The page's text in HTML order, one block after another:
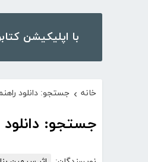
با اپلیکیشن کتابراه، بیش از ۵۰،۰۰۰ کتاب، کتاب صوتی و
خانه › جستجو: دانلود
جستجو: دانلود